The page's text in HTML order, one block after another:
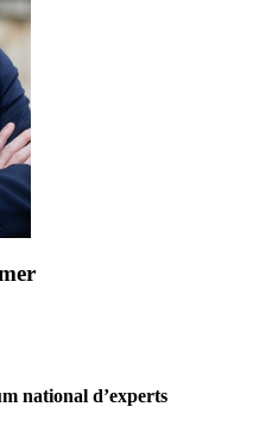
national d’experts